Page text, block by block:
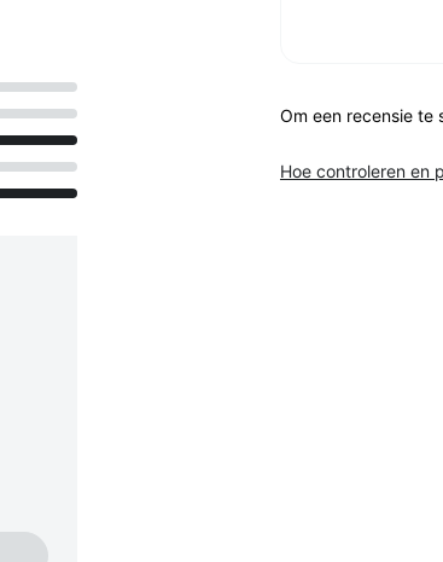
Om een recensie te
Hoe controleren en